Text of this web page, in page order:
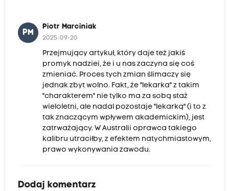
PM
Piotr Marciniak
2025-09-20
Przejmujący artykuł, który daje też jakiś
promyk nadziei, że i u nas zaczyna się coś
zmieniać. Proces tych zmian ślimaczy się
jednak zbyt wolno. Fakt, że "lekarka" z takim
"charakterem" nie tylko ma za sobą staż
wieloletni, ale nadal pozostaje "lekarką" (i to z
tak znaczącym wpływem akademickim), jest
zatrważający. W Australii oprawca takiego
kalibru utraciłby, z efektem natychmiastowym,
prawo wykonywania zawodu.
Dodaj komentarz